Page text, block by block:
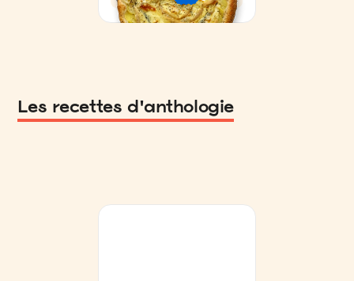
Les recettes d'anthologie